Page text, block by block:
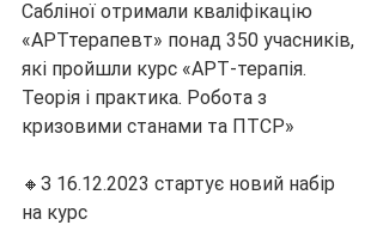
Сабліної отримали кваліфікацію
«АРТтерапевт» понад 350 учасників,
які пройшли курс «АРТ-терапія.
Теорія і практика. Робота з
кризовими станами та ПТСР»
🔸З 16.12.2023 стартує новий набір
на курс